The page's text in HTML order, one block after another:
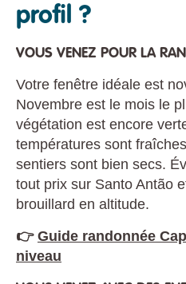
profil ?
VOUS VENEZ POUR LA
Votre fenêtre idéale est
Novembre est le mois le
végétation est encore
températures sont
sentiers sont bien secs.
tout prix sur Santo Antão
brouillard en altitude.
👉 Guide randonnée
niveau